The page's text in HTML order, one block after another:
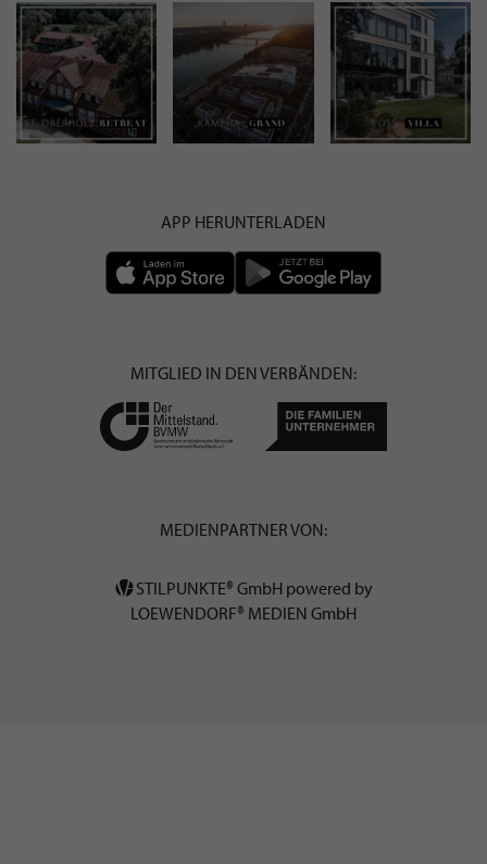
APP HERUNTERLADEN
MITGLIED IN DEN VERBÄNDEN:
MEDIENPARTNER VON:
STILPUNKTE® GmbH powered by
LOEWENDORF® MEDIEN GmbH